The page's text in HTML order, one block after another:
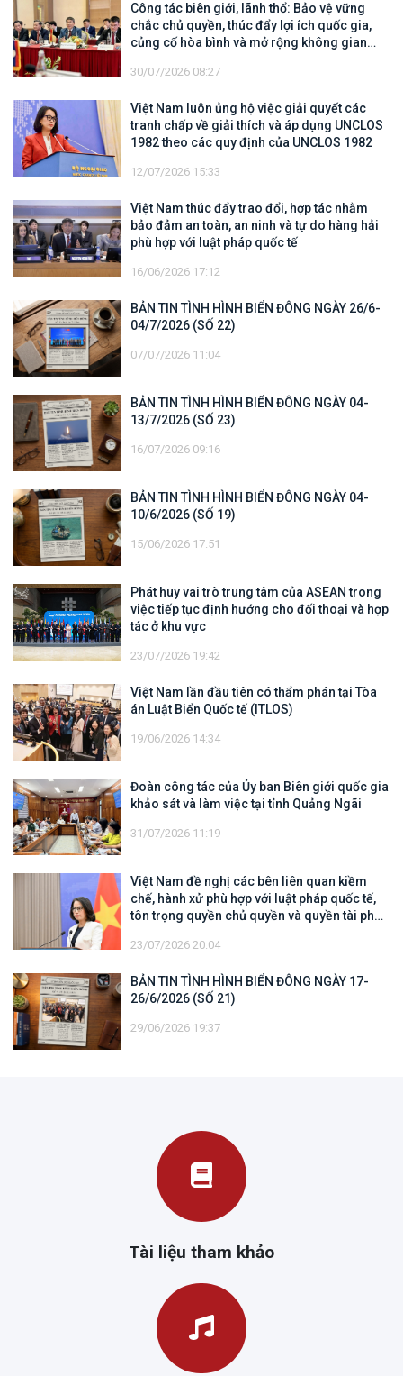
Công tác biên giới, lãnh thổ: Bảo vệ vững
chắc chủ quyền, thúc đẩy lợi ích quốc gia,
củng cố hòa bình và mở rộng không gian
30/07/2026 08:27
Việt Nam luôn ủng hộ việc giải quyết các
tranh chấp về giải thích và áp dụng UNCLOS
1982 theo các quy định của UNCLOS 1982
12/07/2026 15:33
Việt Nam thúc đẩy trao đổi, hợp tác nhằm
bảo đảm an toàn, an ninh và tự do hàng hải
phù hợp với luật pháp quốc tế
16/06/2026 17:12
BẢN TIN TÌNH HÌNH BIỂN ĐÔNG NGÀY 26/6-
04/7/2026 (SỐ 22)
07/07/2026 11:04
BẢN TIN TÌNH HÌNH BIỂN ĐÔNG NGÀY 04-
13/7/2026 (SỐ 23)
16/07/2026 09:16
BẢN TIN TÌNH HÌNH BIỂN ĐÔNG NGÀY 04-
10/6/2026 (SỐ 19)
15/06/2026 17:51
Phát huy vai trò trung tâm của ASEAN trong
việc tiếp tục định hướng cho đối thoại và hợp
tác ở khu vực
23/07/2026 19:42
Việt Nam lần đầu tiên có thẩm phán tại Tòa
án Luật Biển Quốc tế (ITLOS)
19/06/2026 14:34
Đoàn công tác của Ủy ban Biên giới quốc gia
khảo sát và làm việc tại tỉnh Quảng Ngãi
31/07/2026 11:19
Việt Nam đề nghị các bên liên quan kiềm
chế, hành xử phù hợp với luật pháp quốc tế,
tôn trọng quyền chủ quyền và quyền tài phán
địa của quốc gia ven biển
23/07/2026 20:04
BẢN TIN TÌNH HÌNH BIỂN ĐÔNG NGÀY 17-
26/6/2026 (SỐ 21)
29/06/2026 19:37
Tài liệu tham khảo